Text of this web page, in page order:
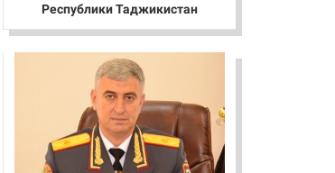
Республики Таджикистан